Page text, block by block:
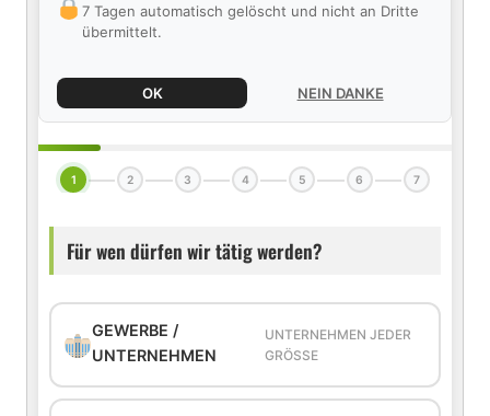
7 Tagen automatisch gelöscht und nicht an Dritte
übermittelt.
OK NEIN DANKE
1 2 3 4 5 6 7
Für wen dürfen wir tätig werden?
GEWERBE /
UNTERNEHMEN
UNTERNEHMEN JEDER
GRÖSSE